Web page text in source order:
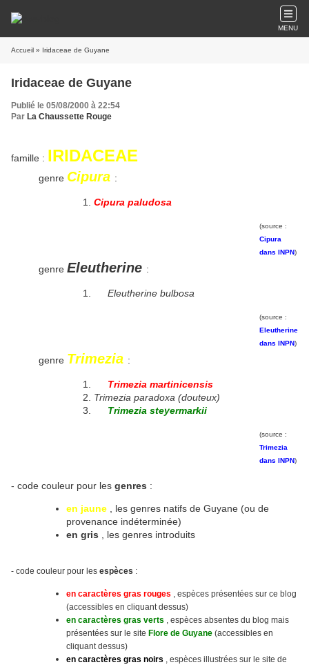
MENU
Accueil » Iridaceae de Guyane
Iridaceae de Guyane
Publié le 05/08/2000 à 22:54
Par La Chaussette Rouge
famille : IRIDACEAE
genre Cipura :
Cipura paludosa
(source :
Cipura
dans INPN)
genre Eleutherine :
Eleutherine bulbosa
(source :
Eleutherine
dans INPN)
genre Trimezia :
Trimezia martinicensis
Trimezia paradoxa (douteux)
Trimezia steyermarkii
(source :
Trimezia
dans INPN)
- code couleur pour les genres :
en jaune
, les genres natifs de Guyane (ou de
provenance indéterminée)
en gris
, les genres introduits
- code couleur pour les espèces :
en caractères gras rouges , espèces présentées sur ce blog
(accessibles en cliquant dessus)
en caractères gras verts , espèces absentes du blog mais
présentées sur le site Flore de Guyane (accessibles en
cliquant dessus)
en caractères gras noirs , espèces illustrées sur le site de